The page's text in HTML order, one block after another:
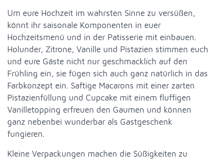
Um eure Hochzeit im wahrsten Sinne zu versüßen,
könnt ihr saisonale Komponenten in euer
Hochzeitsmenü und in der Patisserie mit einbauen.
Holunder, Zitrone, Vanille und Pistazien stimmen euch
und eure Gäste nicht nur geschmacklich auf den
Frühling ein, sie fügen sich auch ganz natürlich in das
Farbkonzept ein. Saftige Macarons mit einer zarten
Pistazienfüllung und Cupcake mit einem fluffigen
Vanilletopping erfreuen den Gaumen und können
ganz nebenbei wunderbar als Gastgeschenk
fungieren.
Kleine Verpackungen machen die Süßigkeiten zu